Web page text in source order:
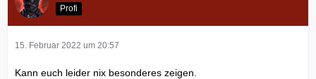
Profi
15. Februar 2022 um 20:57
Kann euch leider nix besonderes zeigen.